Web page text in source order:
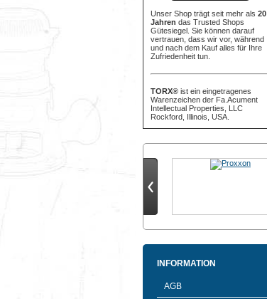
Unser Shop trägt seit mehr als 20
Jahren das Trusted Shops
Gütesiegel. Sie können darauf
vertrauen, dass wir vor, während
und nach dem Kauf alles für Ihre
Zufriedenheit tun.
TORX® ist ein eingetragenes
Warenzeichen der Fa.Acument
Intellectual Properties, LLC
Rockford, Illinois, USA.
INFORMATION
AGB